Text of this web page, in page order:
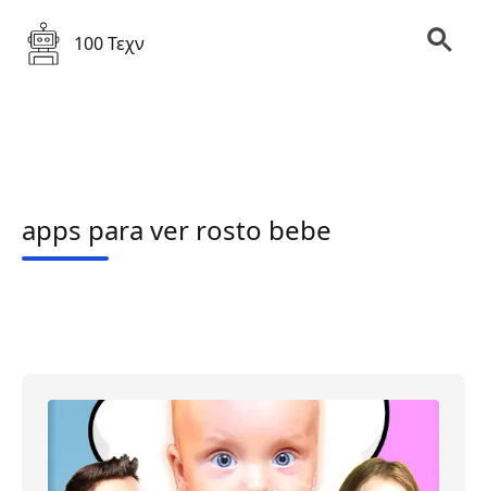
100 Τεχν
apps para ver rosto bebe